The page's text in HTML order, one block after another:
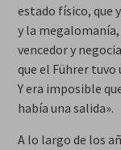
estado físico, que
y la
vencedor y
que el Führer
Y era imposible
había una salida».
A lo largo de los